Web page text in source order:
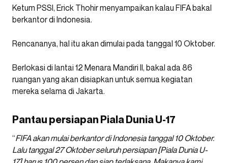
Ketum PSSI, Erick Thohir menyampaikan kalau FIFA bakal
berkantor di Indonesia.
Rencananya, hal itu akan dimulai pada tanggal 10 Oktober.
Berlokasi di lantai 12 Menara Mandiri II, bakal ada 86
ruangan yang akan disiapkan untuk semua kegiatan
mereka selama di Jakarta.
Pantau persiapan Piala Dunia U-17
“FIFA akan mulai berkantor di Indonesia tanggal 10 Oktober.
Lalu tanggal 27 Oktober seluruh persiapan [Piala Dunia U-